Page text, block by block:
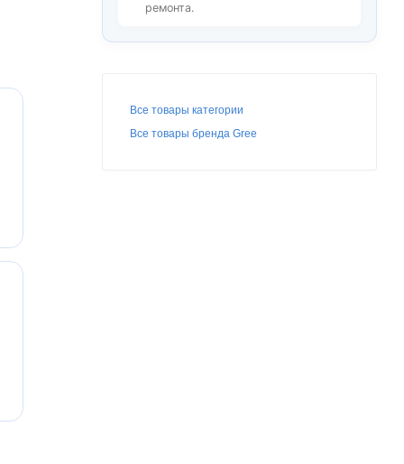
ремонта.
Все товары категории
Все товары бренда Gree